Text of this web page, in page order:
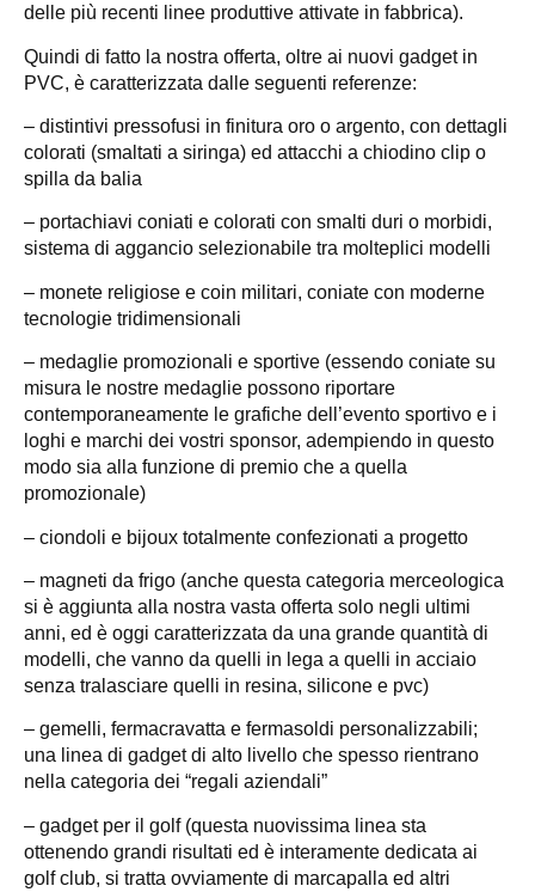
delle più recenti linee produttive attivate in fabbrica).
Quindi di fatto la nostra offerta, oltre ai nuovi gadget in
PVC, è caratterizzata dalle seguenti referenze:
– distintivi pressofusi in finitura oro o argento, con dettagli
colorati (smaltati a siringa) ed attacchi a chiodino clip o
spilla da balia
– portachiavi coniati e colorati con smalti duri o morbidi,
sistema di aggancio selezionabile tra molteplici modelli
– monete religiose e coin militari, coniate con moderne
tecnologie tridimensionali
– medaglie promozionali e sportive (essendo coniate su
misura le nostre medaglie possono riportare
contemporaneamente le grafiche dell’evento sportivo e i
loghi e marchi dei vostri sponsor, adempiendo in questo
modo sia alla funzione di premio che a quella
promozionale)
– ciondoli e bijoux totalmente confezionati a progetto
– magneti da frigo (anche questa categoria merceologica
si è aggiunta alla nostra vasta offerta solo negli ultimi
anni, ed è oggi caratterizzata da una grande quantità di
modelli, che vanno da quelli in lega a quelli in acciaio
senza tralasciare quelli in resina, silicone e pvc)
– gemelli, fermacravatta e fermasoldi personalizzabili;
una linea di gadget di alto livello che spesso rientrano
nella categoria dei “regali aziendali”
– gadget per il golf (questa nuovissima linea sta
ottenendo grandi risultati ed è interamente dedicata ai
golf club, si tratta ovviamente di marcapalla ed altri